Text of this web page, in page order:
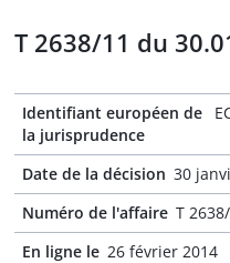
T 2638/11 du
Identifiant européen de
la jurisprudence
Date de la décision 30
Numéro de l'affaire T
En ligne le 26 février 2014